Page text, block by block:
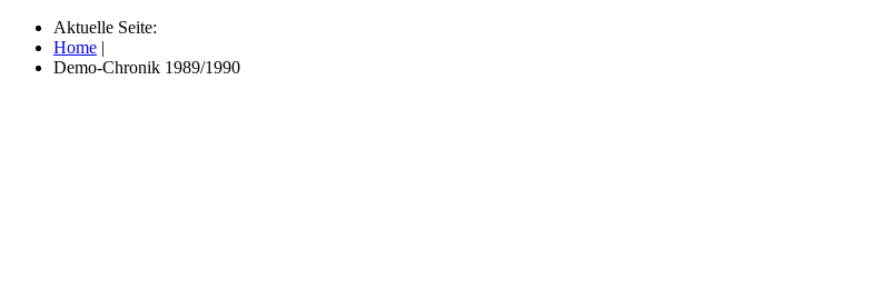
Aktuelle Seite:
Home |
Demo-Chronik 1989/1990